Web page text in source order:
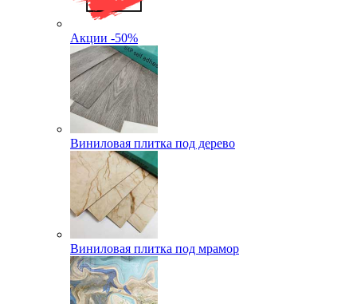
Акции -50%
Виниловая плитка под дерево
Виниловая плитка под мрамор